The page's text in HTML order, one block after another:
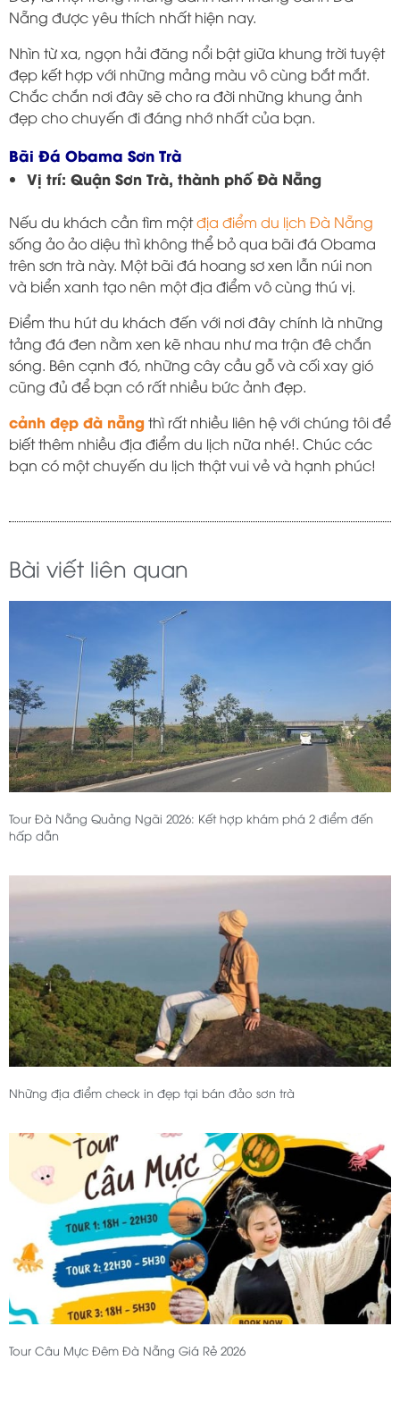
Nẵng được yêu thích nhất hiện nay.
Nhìn từ xa, ngọn hải đăng nổi bật giữa khung trời tuyệt
đẹp kết hợp với những mảng màu vô cùng bắt mắt.
Chắc chắn nơi đây sẽ cho ra đời những khung ảnh
đẹp cho chuyến đi đáng nhớ nhất của bạn.
Bãi Đá Obama Sơn Trà
Vị trí: Quận Sơn Trà, thành phố Đà Nẵng
Nếu du khách cần tìm mộtđịa điểm du lịch Đà Nẵng
sống ảo ảo diệu thì không thể bỏ qua bãi đá Obama
trên sơn trà này. Một bãi đá hoang sơ xen lẫn núi non
và biển xanh tạo nên một địa điểm vô cùng thú vị.
Điểm thu hút du khách đến với nơi đây chính là những
tảng đá đen nằm xen kẽ nhau như ma trận đê chắn
sóng. Bên cạnh đó, những cây cầu gỗ và cối xay gió
cũng đủ để bạn có rất nhiều bức ảnh đẹp.
cảnh đẹp đà nẵngthì rất nhiều liên hệ với chúng tôi để
biết thêm nhiều địa điểm du lịch nữa nhé!. Chúc các
bạn có một chuyến du lịch thật vui vẻ và hạnh phúc!
Bài viết liên quan
Tour Đà Nẵng Quảng Ngãi 2026: Kết hợp khám phá 2 điểm đến
hấp dẫn
Những địa điểm check in đẹp tại bán đảo sơn trà
Tour Câu Mực Đêm Đà Nẵng Giá Rẻ 2026